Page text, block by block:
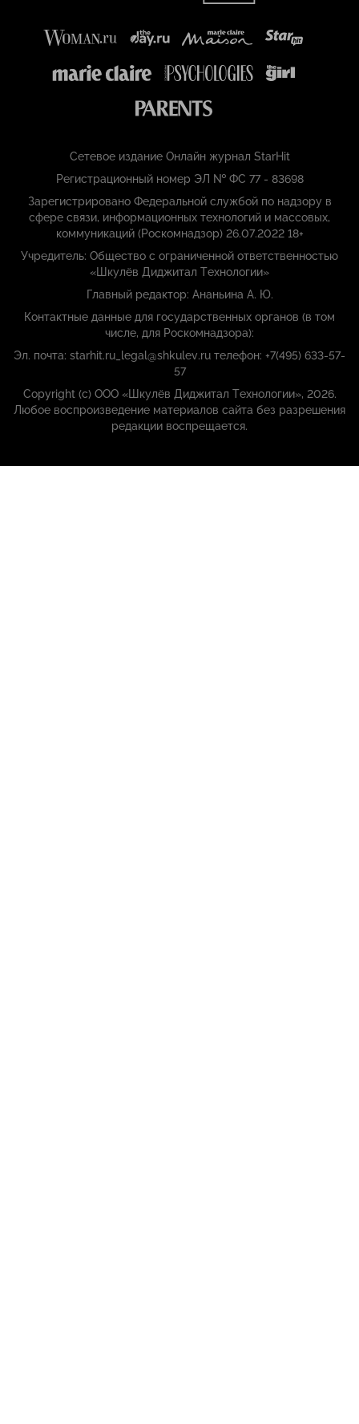
Сетевое издание Онлайн журнал StarHit
Регистрационный номер ЭЛ № ФС 77 - 83698
Зарегистрировано Федеральной службой по надзору в
сфере связи, информационных технологий и массовых,
коммуникаций (Роскомнадзор) 26.07.2022 18+
Учредитель: Общество с ограниченной ответственностью
«Шкулёв Диджитал Технологии»
Главный редактор: Ананьина А. Ю.
Контактные данные для государственных органов (в том
числе, для Роскомнадзора):
Эл. почта: starhit.ru_legal@shkulev.ru телефон: +7(495) 633-57-
57
Copyright (с) ООО «Шкулёв Диджитал Технологии», 2026.
Любое воспроизведение материалов сайта без разрешения
редакции воспрещается.